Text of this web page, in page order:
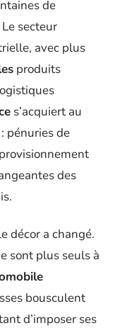
de
Le secteur
avec plus
produits
s’acquiert au
pénuries de
des
décor a changé.
sont plus seuls à
bousculent
d’imposer ses